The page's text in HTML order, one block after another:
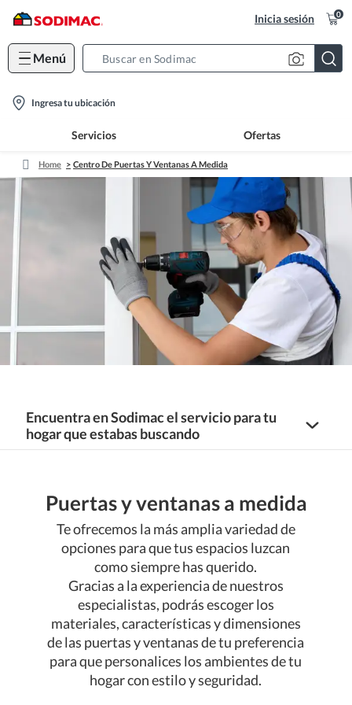
Inicia sesión 0
Menú
location-
Ingresa tu ubicación
Servicios Ofertas
Home Centro De Puertas Y Ventanas A Medida
Encuentra en Sodimac el servicio para tu
hogar que estabas buscando
Centro de Proyectos de Baños y Cocinas
Agenda tu servicio de diseño de Baños y Cocinas
Agenda tu servicio de diseño de Muebles a
medida
Agenda tu servicio de Tableros a medida
Puertas y Ventanas a medida
Agenda tu servicio de Puertas, Ventanas a
medida
Centro de Cortinas, Rollers y Persianas a medida
Agenda tu servicio de Cortinas, Rollers y
Persianas
Servicios a medida
Puertas y ventanas a medida
Te ofrecemos la más amplia variedad de
opciones para que tus espacios luzcan
como siempre has querido.
Gracias a la experiencia de nuestros
especialistas, podrás escoger los
materiales, características y dimensiones
de las puertas y ventanas de tu preferencia
para que personalices los ambientes de tu
hogar con estilo y seguridad.